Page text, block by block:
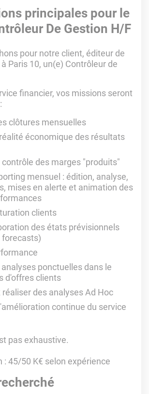
principales pour le
De Gestion H/F
pour notre client, éditeur de
Paris 10, un(e) Contrôleur de
financier, vos missions seront
clôtures mensuelles
économique des résultats
contrôle des marges "produits"
mensuel : édition, analyse,
mises en alerte et animation des
clients
des états prévisionnels
forecasts)
ponctuelles dans le
d'offres clients
réaliser des analyses Ad Hoc
continue du service
pas exhaustive.
: 45/50 K€ selon expérience